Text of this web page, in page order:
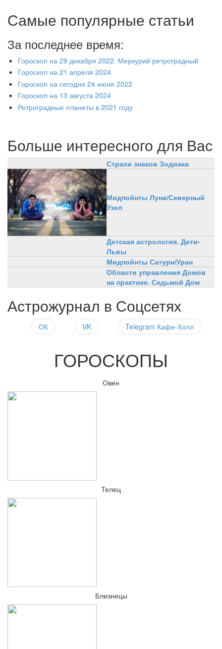
Самые популярные статьи
За последнее время:
Гороскоп на 29 декабря 2022. Меркурий ретроградный
Гороскоп на 21 апреля 2024
Гороскоп на сегодня 24 июня 2022
Гороскоп на 13 августа 2024
Ретроградные планеты в 2021 году
Больше интересного для Вас
Страхи знаков Зодиака
Мидпойнты Луна/Северный
Узел
Детская астрология. Дети-
Львы
Мидпойнты Сатурн/Уран
Области управления Домов
на практике. Седьмой Дом
Астрожурнал в Соцсетях
ОК VK Telegram Кафе-Холл
ГОРОСКОПЫ
Овен
Телец
Близнецы